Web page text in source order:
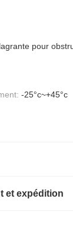
pour
-25°c~+45°c
et expédition